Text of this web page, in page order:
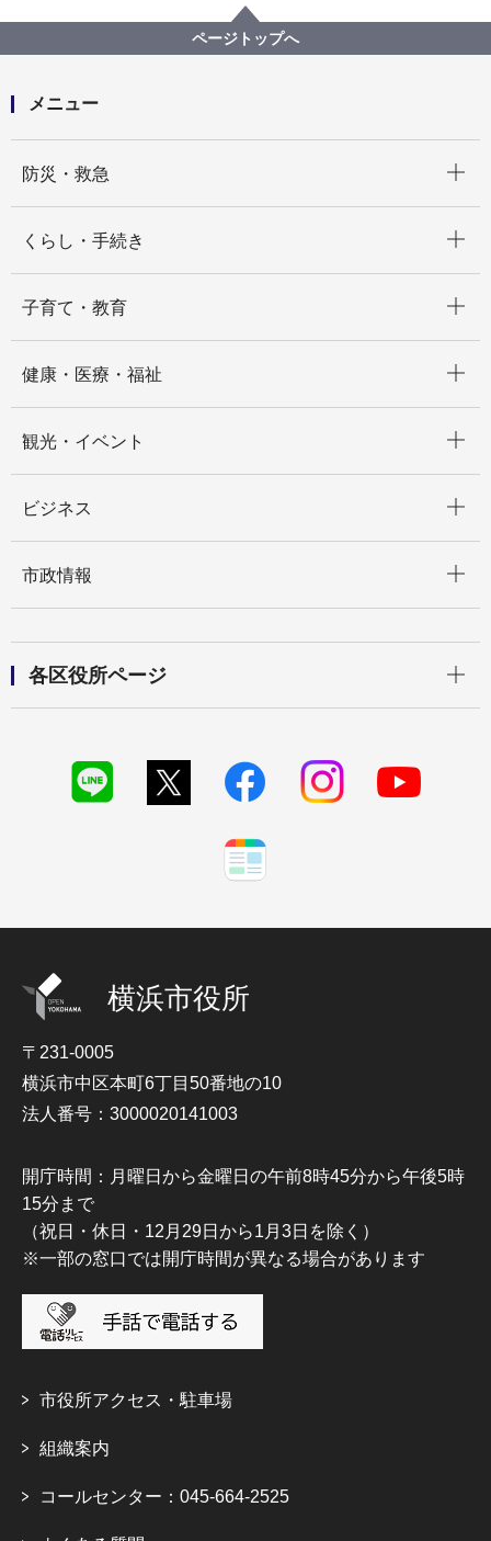
【募集終了】令和５年度にんしんSOSヨコハマ運営等
業務委託
ページトップへ
メニュー
防災・救急
くらし・手続き
子育て・教育
健康・医療・福祉
観光・イベント
ビジネス
市政情報
各区役所ページ
横浜市役所
〒231-0005
横浜市中区本町6丁目50番地の10
法人番号：3000020141003
開庁時間：月曜日から金曜日の午前8時45分から午後5時
15分まで
（祝日・休日・12月29日から1月3日を除く）
※一部の窓口では開庁時間が異なる場合があります
市役所アクセス・駐車場
組織案内
コールセンター：045-664-2525